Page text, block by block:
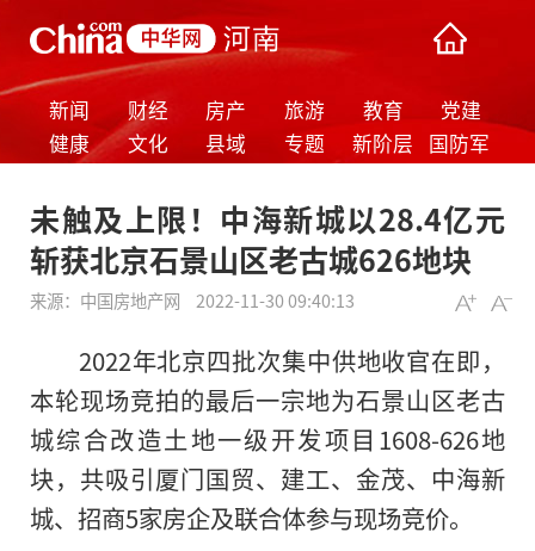
新闻 财经 房产 旅游 教育
党建
健康
文化 县域 专题 新阶层
国防军
未触及上限！中海新城以28.4亿元
斩获北京石景山区老古城626地块
来源： 中国房地产网 2022-11-30 09:40:13
2022年北京四批次集中供地收官在即，
本轮现场竞拍的最后一宗地为石景山区老古
城综合改造土地一级开发项目1608-626地
块，共吸引厦门国贸、建工、金茂、中海新
城、招商5家房企及联合体参与现场竞价。